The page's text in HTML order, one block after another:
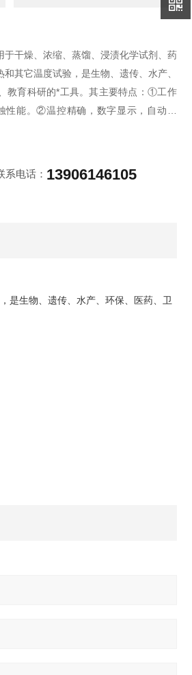
干燥、浓缩、蒸馏、浸渍化学试剂、药
其它温度试验，是生物、遗传、水产、
教育科研的*工具。其主要特点：①工作
性能。②温控精确，数字显示，自动控
系电话： 13906146105
是生物、遗传、水产、环保、医药、卫